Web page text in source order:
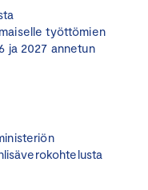
työttömien
ja 2027 annetun